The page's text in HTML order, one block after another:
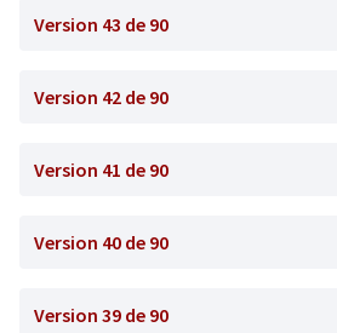
Version 43 de 90
Version 42 de 90
Version 41 de 90
Version 40 de 90
Version 39 de 90